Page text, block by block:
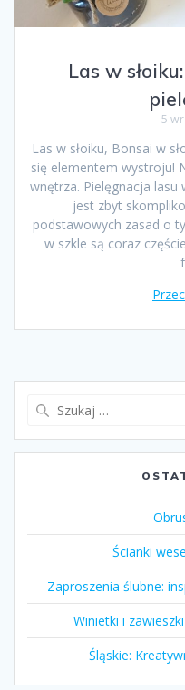
Las w
5
Las w słoiku, Bonsai w
się elementem wystroju!
wnętrza. Pielęgnacja lasu
jest zbyt
podstawowych zasad o
w szkle są coraz
Ścianki
Zaproszenia ślubne:
Winietki i
Śląskie: